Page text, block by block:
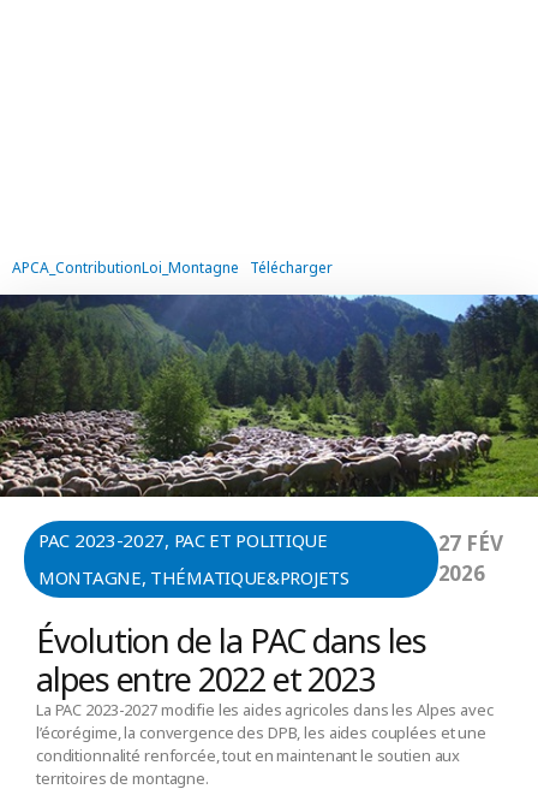
APCA_ContributionLoi_Montagne Télécharger
PAC 2023-2027, PAC ET POLITIQUE
MONTAGNE, THÉMATIQUE&PROJETS
27 FÉV
2026
Évolution de la PAC dans les
alpes entre 2022 et 2023
La PAC 2023-2027 modifie les aides agricoles dans les Alpes avec
l’écorégime, la convergence des DPB, les aides couplées et une
conditionnalité renforcée, tout en maintenant le soutien aux
territoires de montagne.